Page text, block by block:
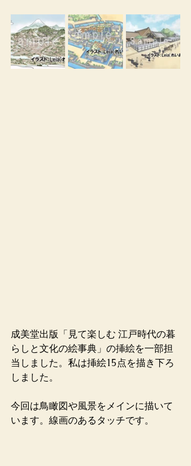
成美堂出版「見て楽しむ 江戸時代の暮
らしと文化の絵事典」の挿絵を一部担
当しました。私は挿絵15点を描き下ろ
しました。
今回は鳥瞰図や風景をメインに描いて
います。線画のあるタッチです。